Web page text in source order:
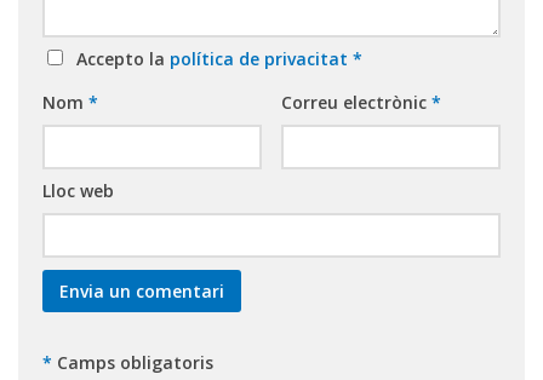
Accepto la política de privacitat *
Nom * Correu electrònic *
Lloc web
* Camps obligatoris